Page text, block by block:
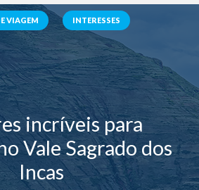
VIAGEM INTERESSES
incríveis para
Vale Sagrado dos
Incas